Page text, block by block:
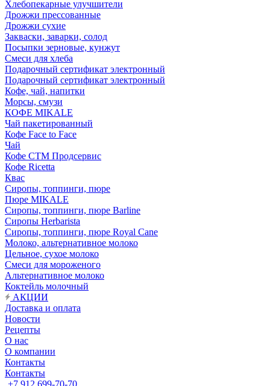
Хлебопекарные улучшители
Дрожжи прессованные
Дрожжи сухие
Закваски, заварки, солод
Посыпки зерновые, кунжут
Смеси для хлеба
Подарочный сертификат электронный
Подарочный сертификат электронный
Кофе, чай, напитки
Морсы, смузи
КОФЕ MIKALE
Чай пакетированный
Кофе Face to Face
Чай
Кофе СТМ Продсервис
Кофе Ricetta
Квас
Сиропы, топпинги, пюре
Пюре MIKALE
Сиропы, топпинги, пюре Barline
Сиропы Herbarista
Сиропы, топпинги, пюре Royal Cane
Молоко, альтернативное молоко
Цельное, сухое молоко
Смеси для мороженого
Альтернативное молоко
Коктейль молочный
АКЦИИ
Доставка и оплата
Новости
Рецепты
О нас
О компании
Контакты
Контакты
+7 912 699-70-70